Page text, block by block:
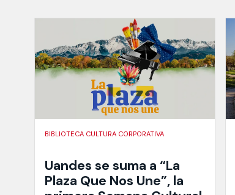
BIBLIOTECA CULTURA CORPORATIVA
Uandes se suma a “La
Plaza Que Nos Une”, la